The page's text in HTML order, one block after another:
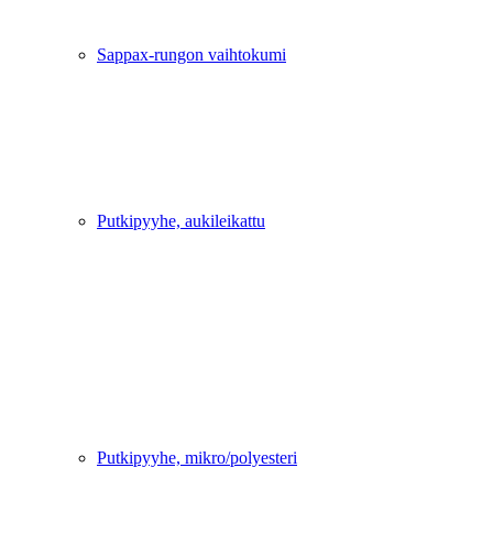
Sappax-rungon vaihtokumi
Putkipyyhe, aukileikattu
Putkipyyhe, mikro/polyesteri